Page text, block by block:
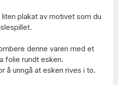
plakat av motivet som du
denne varen med et
folie rundt esken.
å unngå at esken rives i to.